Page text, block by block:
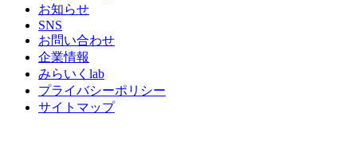
お知らせ
SNS
お問い合わせ
企業情報
みらいくlab
プライバシーポリシー
サイトマップ